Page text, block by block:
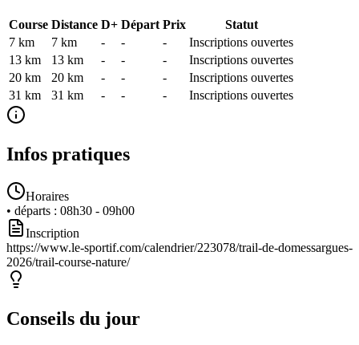
Course Distance D+ Départ Prix
Statut
7 km
7 km - - -
Inscriptions ouvertes
13 km
13 km - - -
Inscriptions ouvertes
20 km
20 km - - -
Inscriptions ouvertes
31 km
31 km - - - Inscriptions ouvertes
Infos pratiques
Horaires
• départs : 08h30 - 09h00
Inscription
https://www.le-sportif.com/calendrier/223078/trail-de-domessargues-
2026/trail-course-nature/
Conseils du jour